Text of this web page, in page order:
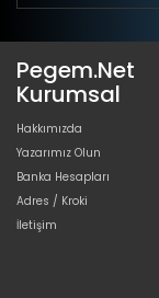
Pegem.Net
Kurumsal
Hakkımızda
Yazarımız Olun
Banka Hesapları
Adres / Kroki
İletişim